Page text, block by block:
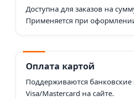
Доступна для заказов на
Применяется при
Оплата картой
Поддерживаются банковские
Visa/Mastercard на сайте.